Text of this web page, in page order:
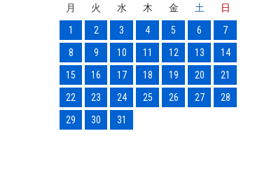
月 火 水 木 金 土
日
1
2 3 4 5 6
7
8
9 10 11 12 13
14
15
16 17 18 19 20
21
22
23 24 25 26 27
28
29
30 31